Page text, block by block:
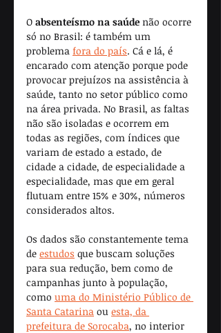
O absenteísmo na saúde não ocorre
só no Brasil: é também um
problema fora do país. Cá e lá, é
encarado com atenção porque pode
provocar prejuízos na assistência à
saúde, tanto no setor público como
na área privada. No Brasil, as faltas
não são isoladas e ocorrem em
todas as regiões, com índices que
variam de estado a estado, de
cidade a cidade, de especialidade a
especialidade, mas que em geral
flutuam entre 15% e 30%, números
considerados altos.
Os dados são constantemente tema
de estudos que buscam soluções
para sua redução, bem como de
campanhas junto à população,
como uma do Ministério Público de
Santa Catarina ou esta, da
prefeitura de Sorocaba, no interior